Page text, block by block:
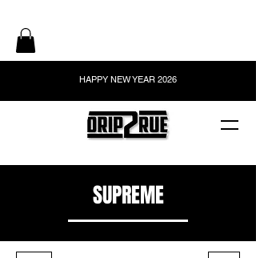
HAPPY NEW YEAR 2026
SUPREME